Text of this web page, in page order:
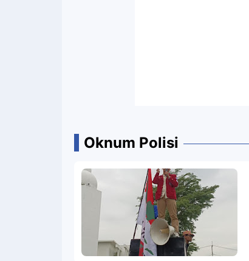
Oknum Polisi